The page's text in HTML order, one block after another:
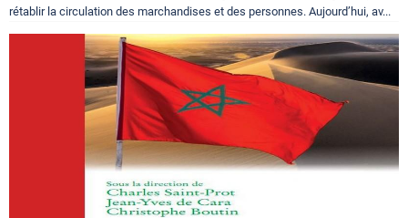
rétablir la circulation des marchandises et des personnes. Aujourd’hui, av...